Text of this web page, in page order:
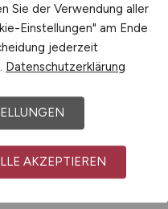
Sie der Verwendung aller
Einstellungen" am Ende
jederzeit
Datenschutzerklärung
AKZEPTIEREN